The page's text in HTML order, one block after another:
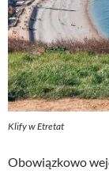
Klify w Etretat
Obowiązkowo